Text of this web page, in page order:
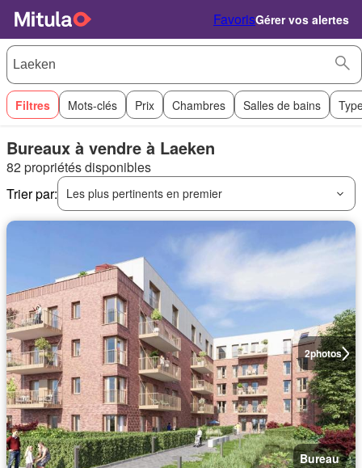
FavorisGérer vos alertes
Filtres Mots-clés Prix Chambres Salles de bains
Bureaux à vendre à Laeken
82 propriétés disponibles
Trier par:
Les plus pertinents en premier
2photos
Bureau